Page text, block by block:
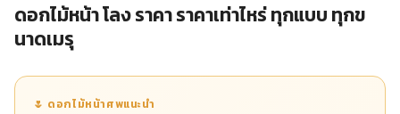
ดอกไม้หน้า โลง ราคา ราคาเท่าไหร่ ทุกแบบ ทุกข
นาดเมรุ
🌷 ดอกไม้หน้าศพแนะนำ